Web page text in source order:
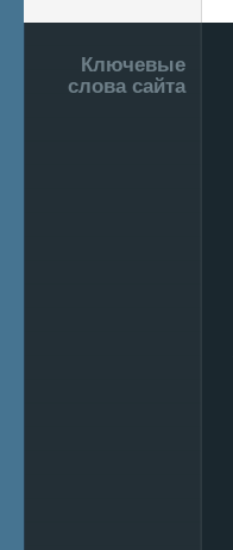
Подвал
Ключевые
слова сайта